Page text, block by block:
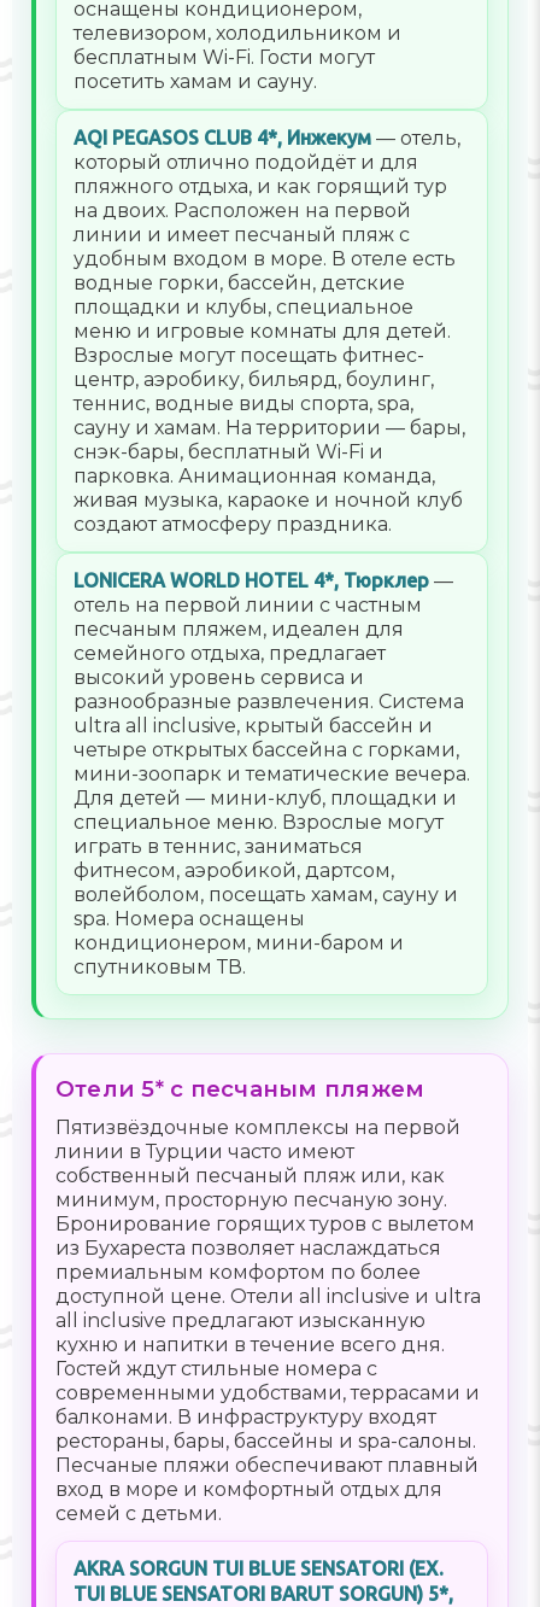
оснащены кондиционером,
телевизором, холодильником и
бесплатным Wi-Fi. Гости могут
посетить хамам и сауну.
AQI PEGASOS CLUB 4*, Инжекум— отель,
который отлично подойдёт и для
пляжного отдыха, и как горящий тур
на двоих. Расположен на первой
линии и имеет песчаный пляж с
удобным входом в море. В отеле есть
водные горки, бассейн, детские
площадки и клубы, специальное
меню и игровые комнаты для детей.
Взрослые могут посещать фитнес-
центр, аэробику, бильярд, боулинг,
теннис, водные виды спорта, spa,
сауну и хамам. На территории — бары,
снэк-бары, бесплатный Wi-Fi и
парковка. Анимационная команда,
живая музыка, караоке и ночной клуб
создают атмосферу праздника.
LONICERA WORLD HOTEL 4*, Тюрклер—
отель на первой линии с частным
песчаным пляжем, идеален для
семейного отдыха, предлагает
высокий уровень сервиса и
разнообразные развлечения. Система
ultra all inclusive, крытый бассейн и
четыре открытых бассейна с горками,
мини-зоопарк и тематические вечера.
Для детей — мини-клуб, площадки и
специальное меню. Взрослые могут
играть в теннис, заниматься
фитнесом, аэробикой, дартсом,
волейболом, посещать хамам, сауну и
spa. Номера оснащены
кондиционером, мини-баром и
спутниковым ТВ.
Отели 5* с песчаным пляжем
Пятизвёздочные комплексы на первой
линии в Турции часто имеют
собственный песчаный пляж или, как
минимум, просторную песчаную зону.
Бронирование горящих туров с вылетом
из Бухареста позволяет наслаждаться
премиальным комфортом по более
доступной цене. Отели all inclusive и ultra
all inclusive предлагают изысканную
кухню и напитки в течение всего дня.
Гостей ждут стильные номера с
современными удобствами, террасами и
балконами. В инфраструктуру входят
рестораны, бары, бассейны и spa-салоны.
Песчаные пляжи обеспечивают плавный
вход в море и комфортный отдых для
семей с детьми.
AKRA SORGUN TUI BLUE SENSATORI (EX.
TUI BLUE SENSATORI BARUT SORGUN) 5*,